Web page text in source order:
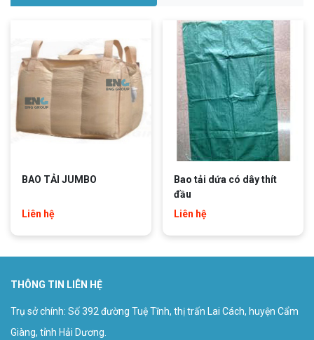
BAO TẢI JUMBO
Liên hệ
Bao tải dứa có dây thít
đầu
Liên hệ
THÔNG TIN LIÊN HỆ
Trụ sở chính: Số 392 đường Tuệ Tĩnh, thị trấn Lai Cách, huyện Cẩm
Giàng, tỉnh Hải Dương.